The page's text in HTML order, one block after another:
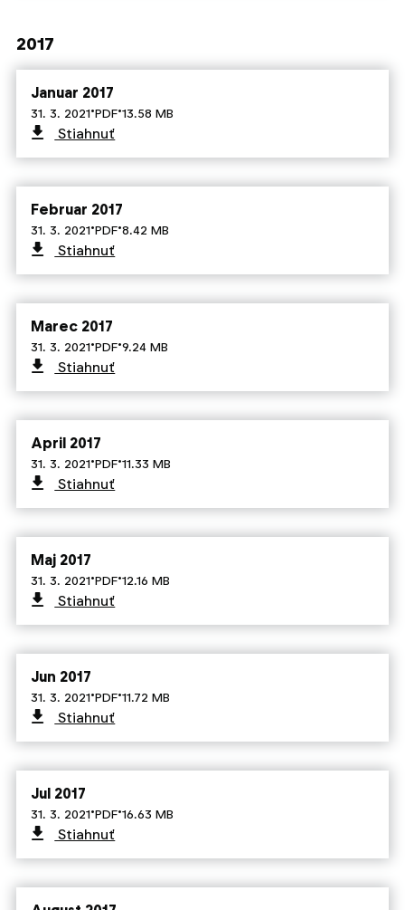
2017
Januar 2017
31. 3. 2021·PDF·13.58 MB
Stiahnuť
Februar 2017
31. 3. 2021·PDF·8.42 MB
Stiahnuť
Marec 2017
31. 3. 2021·PDF·9.24 MB
Stiahnuť
April 2017
31. 3. 2021·PDF·11.33 MB
Stiahnuť
Maj 2017
31. 3. 2021·PDF·12.16 MB
Stiahnuť
Jun 2017
31. 3. 2021·PDF·11.72 MB
Stiahnuť
Jul 2017
31. 3. 2021·PDF·16.63 MB
Stiahnuť